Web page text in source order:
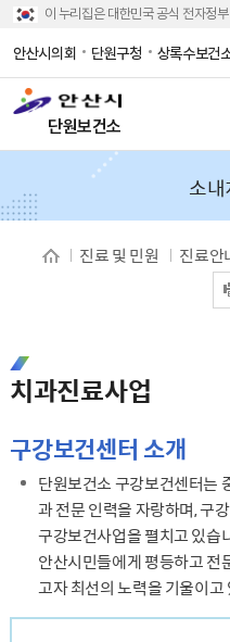
이 누리집은 대한민국 공식 전자정
안산시의회 단원구청 상록수보건
단원보건소
소
진료 및 민원 진료안
치과진료사업
구강보건센터 소개
단원보건소 구강보건센터는
과 전문 인력을 자랑하며, 구
구강보건사업을 펼치고 있습
안산시민들에게 평등하고 전
고자 최선의 노력을 기울이고